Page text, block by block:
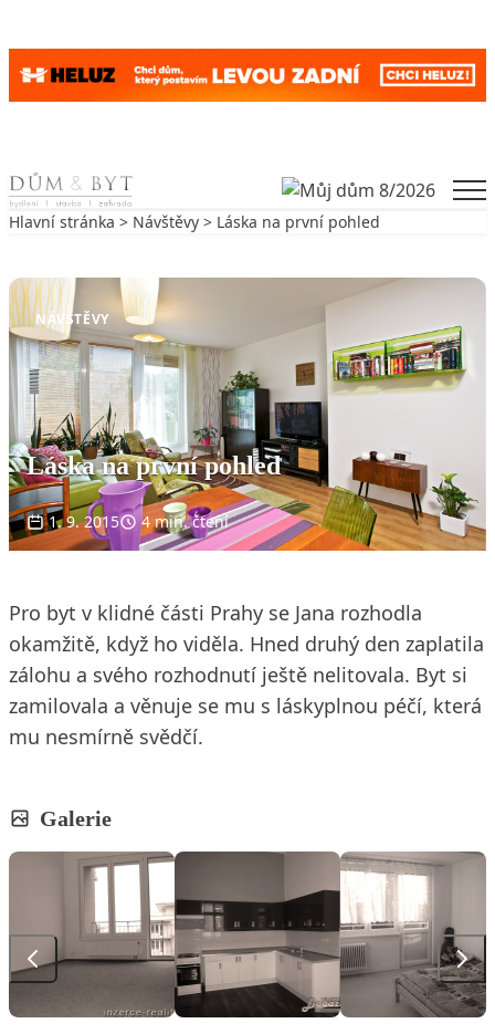
Skip to content
Hlavní stránka > Návštěvy > Láska na první pohled
NÁVŠTĚVY
Láska na první pohled
1. 9. 2015 4 min. čtení
Pro byt v klidné části Prahy se Jana rozhodla
okamžitě, když ho viděla. Hned druhý den zaplatila
zálohu a svého rozhodnutí ještě nelitovala. Byt si
zamilovala a věnuje se mu s láskyplnou péčí, která
mu nesmírně svědčí.
Galerie